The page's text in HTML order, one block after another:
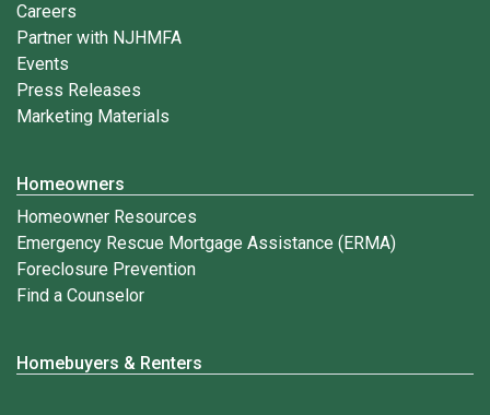
Careers
Partner with NJHMFA
Events
Press Releases
Marketing Materials
Homeowners
Homeowner Resources
Emergency Rescue Mortgage Assistance (ERMA)
Foreclosure Prevention
Find a Counselor
Homebuyers & Renters